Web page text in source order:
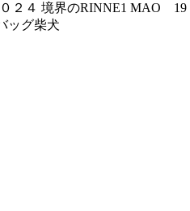
２４ 境界のRINNE1 MAO 19
ッグ柴犬